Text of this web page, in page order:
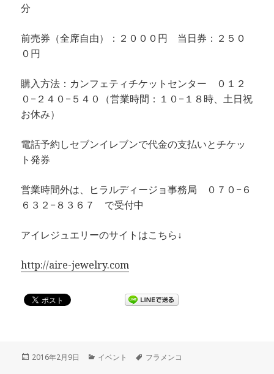
分
前売券（全席自由）：２０００円 当日券：２５０
０円
購入方法：カンフェティチケットセンター ０１２
０−２４０−５４０（営業時間：１０−１８時、土日祝
お休み）
電話予約しセブンイレブンで代金の支払いとチケッ
ト発券
営業時間外は、ヒラルディージョ事務局 ０７０−６
６３２−８３６７ で受付中
アイレジュエリーのサイトはこちら↓
http://aire-jewelry.com
投
2016年2月9日
カ
イベント
タ
フラメンコ